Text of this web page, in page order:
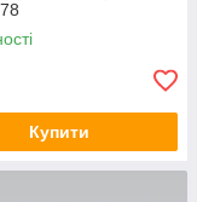
Купити